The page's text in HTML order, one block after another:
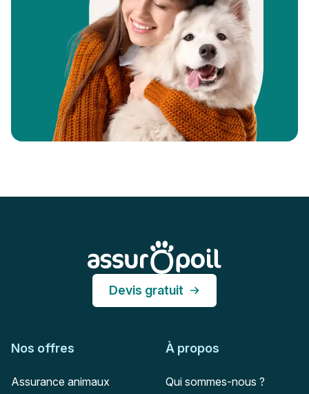
Devis gratuit
Nos offres
Assurance animaux
À propos
Qui sommes-nous ?